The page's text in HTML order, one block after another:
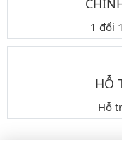
1 đổi
HỖ
Hỗ